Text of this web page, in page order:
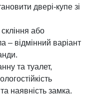
двері-купе зі
або
– відмінний варіант
та туалет,
наявність замка.